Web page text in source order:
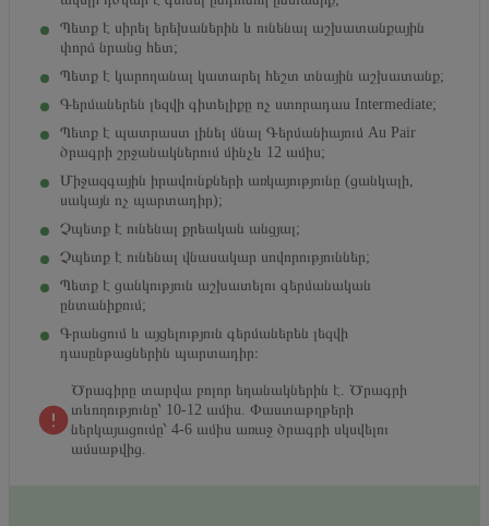
Պետք է սիրել երեխաներին և ունենալ աշխատանքային
փորձ նրանց հետ;
Պետք է կարողանալ կատարել հեշտ տնային աշխատանք;
Գերմաներեն լեզվի գիտելիքը ոչ ստորադաս Intermediate;
Պետք է պատրաստ լինել մնալ Գերմանիայում Au Pair
ծրագրի շրջանակներում մինչև 12 ամիս;
Միջազգային իրավունքների առկայությունը (ցանկալի,
սակայն ոչ պարտադիր);
Չպետք է ունենալ քրեական անցյալ;
Չպետք է ունենալ վնասակար սովորություններ;
Պետք է ցանկություն աշխատելու գերմանական
ընտանիքում;
Գրանցում և այցելություն գերմաներեն լեզվի
դասընթացներին պարտադիր։
Ծրագիրը տարվա բոլոր եղանակներին է. Ծրագրի
տևողությունը՝ 10-12 ամիս. Փաստաթղթերի
ներկայացումը՝ 4-6 ամիս առաջ ծրագրի սկսվելու
ամսաթվից.